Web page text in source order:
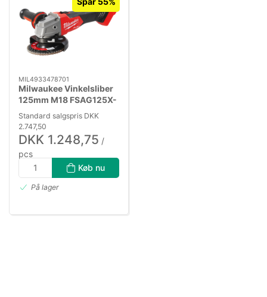
MIL4933478701
Milwaukee Vinkelsliber
125mm M18 FSAG125X-
0
Standard salgspris DKK
2.747,50
DKK 1.248,75 /
pcs
DKK 999,00 ekskl. moms
Køb nu
På lager